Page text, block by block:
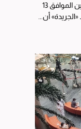
الثانوية والمتوسطة صباح الاثنين الموافق 13
أن...